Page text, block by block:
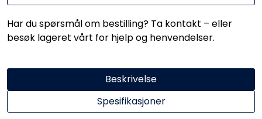
Har du spørsmål om bestilling? Ta kontakt – eller
besøk lageret vårt for hjelp og henvendelser.
Beskrivelse
Spesifikasjoner